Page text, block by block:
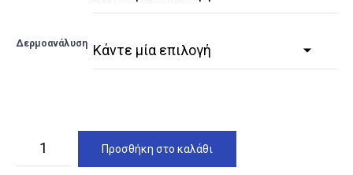
Δερμοανάλυση
Προσθήκη στο καλάθι